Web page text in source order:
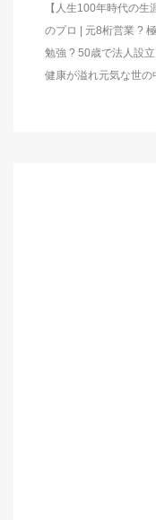
【人生100年時代の
のプロ | 元8桁営業 ?
勉強 ? 50歳で法人設
健康が溢れ元気な世